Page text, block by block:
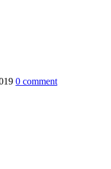
0 comment